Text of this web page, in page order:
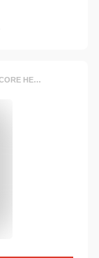
送料無料 プーマ ジャージ メンズ 上下 PUMA CORE HERITAGE MX ジャケット ロングパンツ セットアップ トラックスーツ ジャージー 吸水速乾 ドライ 男性 トレーニング スポーツウェア メンズウエア 上下組 アウター 長ズボン 服 ブランド アパレル/683584-683585【pu22pd】